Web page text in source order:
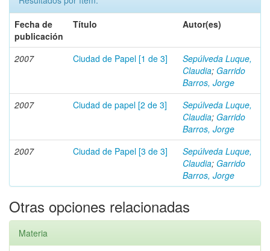
Fecha de
publicación
Título Autor(es)
2007 Ciudad de Papel [1 de 3]
Sepúlveda Luque,
Claudia; Garrido
Barros, Jorge
2007
Ciudad de papel [2 de 3]
Sepúlveda Luque,
Claudia; Garrido
Barros, Jorge
2007
Ciudad de Papel [3 de 3]
Sepúlveda Luque,
Claudia; Garrido
Barros, Jorge
Otras opciones relacionadas
Materia